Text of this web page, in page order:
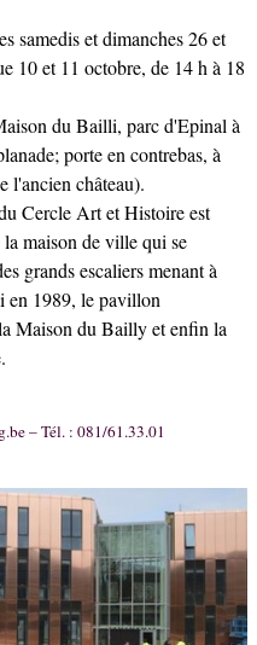
samedis et dimanches 26 et
10 et 11 octobre, de 14 h à 18
du Bailli, parc d'Epinal à
porte en contrebas, à
l'ancien château).
Cercle Art et Histoire est
maison de ville qui se
grands escaliers menant à
en 1989, le pavillon
Maison du Bailly et enfin la
– Tél. : 081/61.33.01